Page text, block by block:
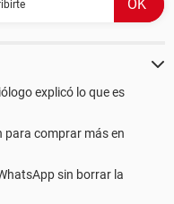
explicó lo que es
para comprar más en
sin borrar la